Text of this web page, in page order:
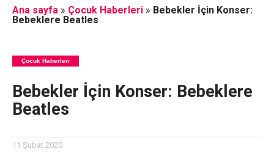
Ana sayfa» Çocuk Haberleri» Bebekler İçin Konser:
Bebeklere Beatles
Çocuk Haberleri
Bebekler İçin Konser: Bebeklere
Beatles
11 Şubat 2020